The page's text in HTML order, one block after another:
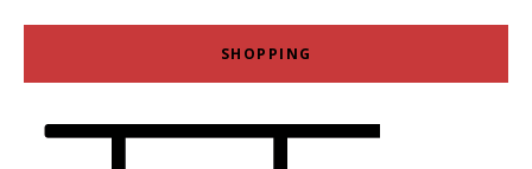
SHOPPING